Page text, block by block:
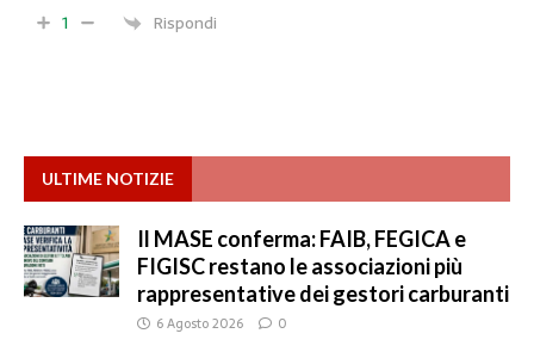
1
Rispondi
ULTIME NOTIZIE
Il MASE conferma: FAIB, FEGICA e
FIGISC restano le associazioni più
rappresentative dei gestori carburanti
6 Agosto 2026 0